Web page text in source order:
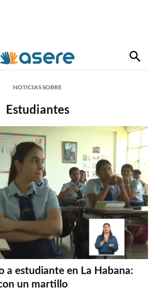
NOTICIAS SOBRE
Estudiantes
a estudiante en La Habana:
un martillo